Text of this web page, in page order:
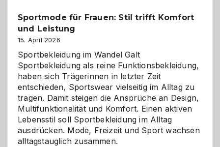
gegen
Chaos
Sportmode für Frauen: Stil trifft Komfort
und Leistung
15. April 2026
Sportbekleidung im Wandel Galt
Sportbekleidung als reine Funktionsbekleidung,
haben sich Trägerinnen in letzter Zeit
entschieden, Sportswear vielseitig im Alltag zu
tragen. Damit steigen die Ansprüche an Design,
Multifunktionalität und Komfort. Einen aktiven
Lebensstil soll Sportbekleidung im Alltag
ausdrücken. Mode, Freizeit und Sport wachsen
alltagstauglich zusammen.